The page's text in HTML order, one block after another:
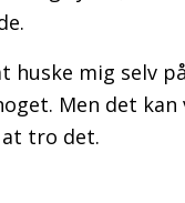
huske mig selv
Men det
tro det.